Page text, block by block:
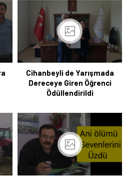
Cihanbeyli de Yarışmada
Dereceye Giren Öğrenci
Ödüllendirildi